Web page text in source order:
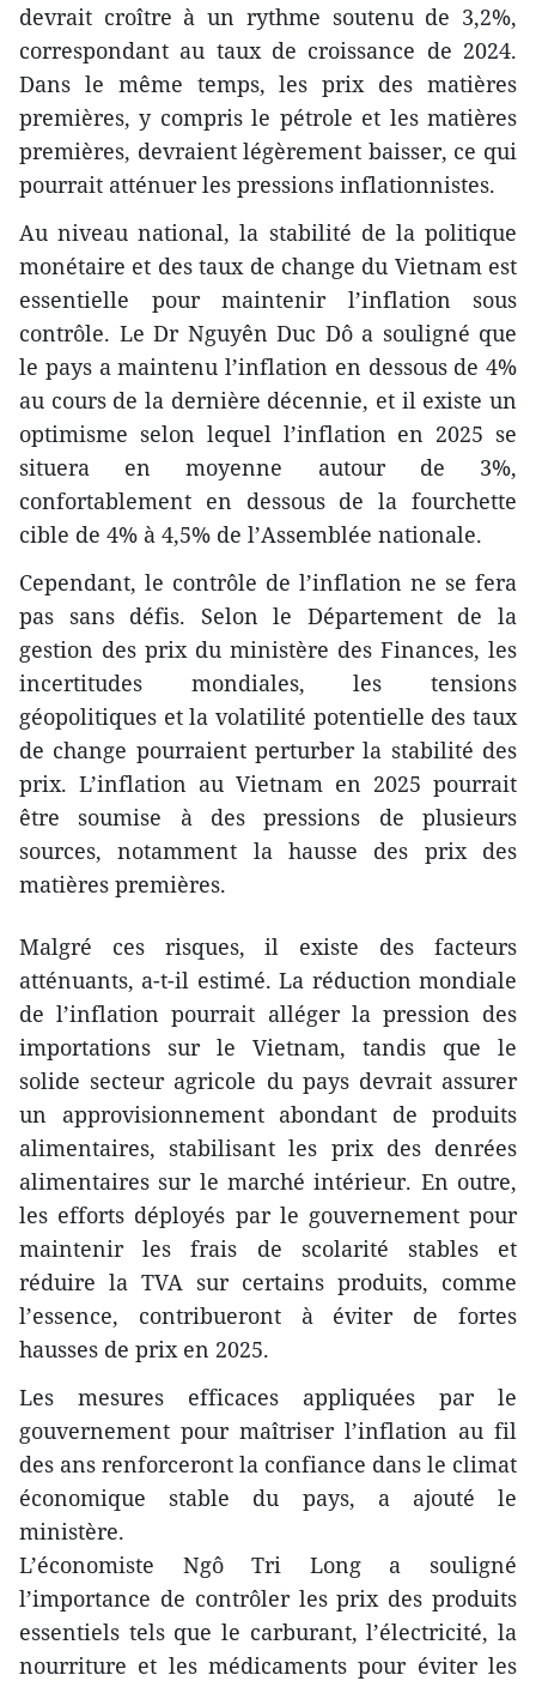
devrait croître à un rythme soutenu de 3,2%,
correspondant au taux de croissance de 2024.
Dans le même temps, les prix des matières
premières, y compris le pétrole et les matières
premières, devraient légèrement baisser, ce qui
pourrait atténuer les pressions inflationnistes.
Au niveau national, la stabilité de la politique
monétaire et des taux de change du Vietnam est
essentielle pour maintenir l’inflation sous
contrôle. Le Dr Nguyên Duc Dô a souligné que
le pays a maintenu l’inflation en dessous de 4%
au cours de la dernière décennie, et il existe un
optimisme selon lequel l’inflation en 2025 se
situera en moyenne autour de 3%,
confortablement en dessous de la fourchette
cible de 4% à 4,5% de l’Assemblée nationale.
Cependant, le contrôle de l’inflation ne se fera
pas sans défis. Selon le Département de la
gestion des prix du ministère des Finances, les
incertitudes mondiales, les tensions
géopolitiques et la volatilité potentielle des taux
de change pourraient perturber la stabilité des
prix. L’inflation au Vietnam en 2025 pourrait
être soumise à des pressions de plusieurs
sources, notamment la hausse des prix des
matières premières.
Malgré ces risques, il existe des facteurs
atténuants, a-t-il estimé. La réduction mondiale
de l’inflation pourrait alléger la pression des
importations sur le Vietnam, tandis que le
solide secteur agricole du pays devrait assurer
un approvisionnement abondant de produits
alimentaires, stabilisant les prix des denrées
alimentaires sur le marché intérieur. En outre,
les efforts déployés par le gouvernement pour
maintenir les frais de scolarité stables et
réduire la TVA sur certains produits, comme
l’essence, contribueront à éviter de fortes
hausses de prix en 2025.
Les mesures efficaces appliquées par le
gouvernement pour maîtriser l’inflation au fil
des ans renforceront la confiance dans le climat
économique stable du pays, a ajouté le
ministère.
L’économiste Ngô Tri Long a souligné
l’importance de contrôler les prix des produits
essentiels tels que le carburant, l’électricité, la
nourriture et les médicaments pour éviter les